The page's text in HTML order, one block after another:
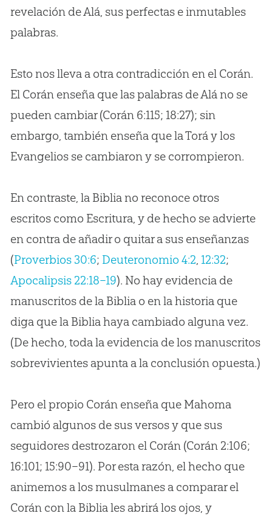
revelación de Alá, sus perfectas e inmutables
palabras.
Esto nos lleva a otra contradicción en el Corán.
El Corán enseña que las palabras de Alá no se
pueden cambiar (Corán 6:115; 18:27); sin
embargo, también enseña que la Torá y los
Evangelios se cambiaron y se corrompieron.
En contraste, la Biblia no reconoce otros
escritos como Escritura, y de hecho se advierte
en contra de añadir o quitar a sus enseñanzas
(Proverbios 30:6; Deuteronomio 4:2, 12:32;
Apocalipsis 22:18–19). No hay evidencia de
manuscritos de la Biblia o en la historia que
diga que la Biblia haya cambiado alguna vez.
(De hecho, toda la evidencia de los manuscritos
sobrevivientes apunta a la conclusión opuesta.)
Pero el propio Corán enseña que Mahoma
cambió algunos de sus versos y que sus
seguidores destrozaron el Corán (Corán 2:106;
16:101; 15:90–91). Por esta razón, el hecho que
animemos a los musulmanes a comparar el
Corán con la Biblia les abrirá los ojos, y